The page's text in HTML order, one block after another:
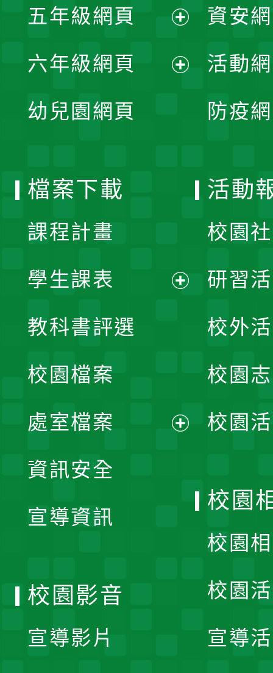
單
選
單
開
選
五年級網頁
開
六年級網頁
幼兒園網頁
資安
活動
防疫
檔案下載
課程計畫
學生課表
單
教科書評選
校園檔案
處室檔案
資訊安全
宣導資訊
活動
校園
研習
校外
校園
校園
校園
校園
校園
宣導
校園影音
宣導影片